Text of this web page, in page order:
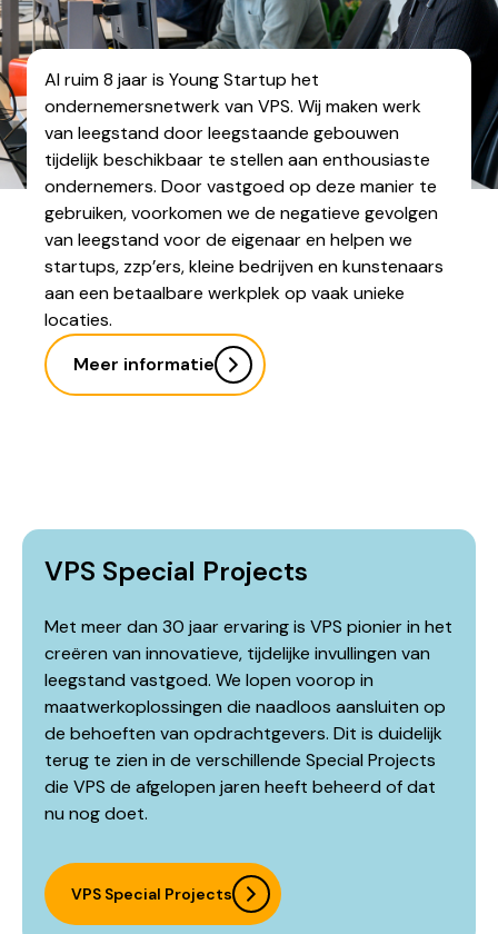
Al ruim 8 jaar is Young Startup het
ondernemersnetwerk van VPS. Wij maken werk
van leegstand door leegstaande gebouwen
tijdelijk beschikbaar te stellen aan enthousiaste
ondernemers. Door vastgoed op deze manier te
gebruiken, voorkomen we de negatieve gevolgen
van leegstand voor de eigenaar en helpen we
startups, zzp’ers, kleine bedrijven en kunstenaars
aan een betaalbare werkplek op vaak unieke
locaties.
Meer informatie
VPS Special Projects
Met meer dan 30 jaar ervaring is VPS pionier in het
creëren van innovatieve, tijdelijke invullingen van
leegstand vastgoed. We lopen voorop in
maatwerkoplossingen die naadloos aansluiten op
de behoeften van opdrachtgevers. Dit is duidelijk
terug te zien in de verschillende Special Projects
die VPS de afgelopen jaren heeft beheerd of dat
nu nog doet.
VPS Special Projects